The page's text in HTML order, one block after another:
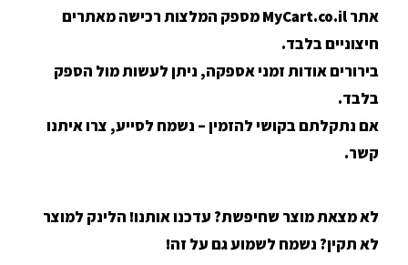
אתר MyCart.co.il מספק המלצות רכישה מאתרים
חיצוניים בלבד.
בירורים אודות זמני אספקה, ניתן לעשות מול הספק
בלבד.
אם נתקלתם בקושי להזמין – נשמח לסייע, צרו איתנו
קשר.
לא מצאת מוצר שחיפשת? עדכנו אותנו! הלינק למוצר
לא תקין? נשמח לשמוע גם על זה!